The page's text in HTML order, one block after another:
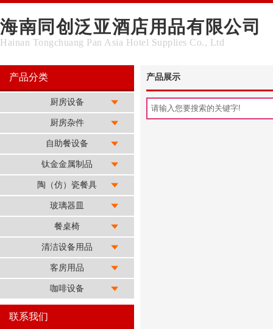
海南同创泛亚酒店用品有限公司
Hainan Tongchuang Pan Asia Hotel Supplies Co., Ltd
产品分类
厨房设备
厨房杂件
自助餐设备
钛金金属制品
陶（仿）瓷餐具
玻璃器皿
餐桌椅
清洁设备用品
客房用品
咖啡设备
联系我们
产品展示